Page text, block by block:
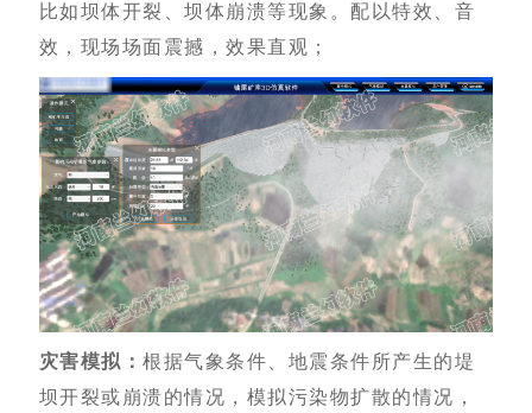
比如坝体开裂、坝体崩溃等现象。配以特效、音
效，现场场面震撼，效果直观；
灾害模拟：根据气象条件、地震条件所产生的堤
坝开裂或崩溃的情况，模拟污染物扩散的情况，